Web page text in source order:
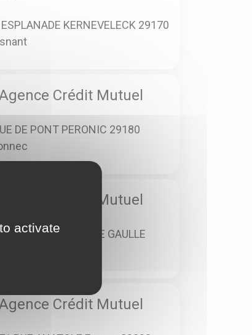
KERNEVELECK 29170
Crédit Mutuel
DE PONT PERONIC 29180
Agence Crédit Mutuel
PLACE CHARLES DE GAULLE
Agence Crédit Mutuel
activate